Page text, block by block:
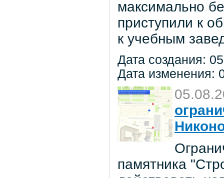
максимально
приступили к
к учебным
Дата создания:
Дата изменения:
памятника